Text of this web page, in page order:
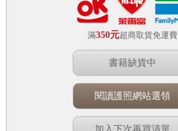
滿350元超商取貨免運費
書籍缺貨中
閱讀護照網站選領
加入下次再買清單